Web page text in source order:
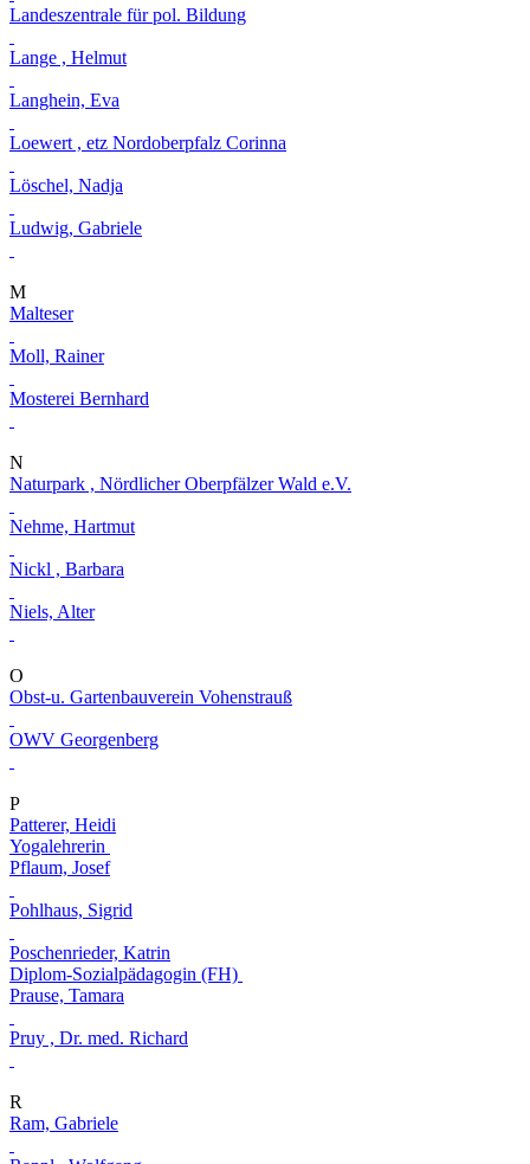
Landeszentrale für pol. Bildung
Lange , Helmut
Langhein, Eva
Loewert , etz Nordoberpfalz Corinna
Löschel, Nadja
Ludwig, Gabriele
M
Malteser
Moll, Rainer
Mosterei Bernhard
N
Naturpark , Nördlicher Oberpfälzer Wald e.V.
Nehme, Hartmut
Nickl , Barbara
Niels, Alter
O
Obst-u. Gartenbauverein Vohenstrauß
OWV Georgenberg
P
Patterer, Heidi
Yogalehrerin
Pflaum, Josef
Pohlhaus, Sigrid
Poschenrieder, Katrin
Diplom-Sozialpädagogin (FH)
Prause, Tamara
Pruy , Dr. med. Richard
R
Ram, Gabriele